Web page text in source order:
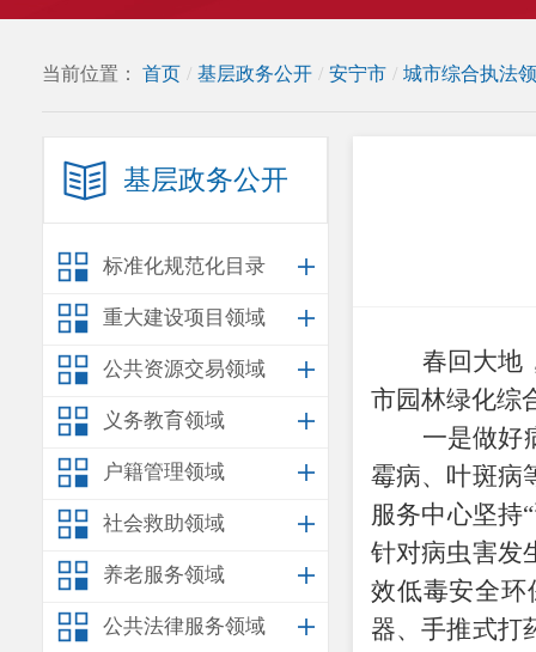
当前位置： 首页 / 基层政务公开 / 安宁市 / 城市综合执法
基层政务公开
标准化规范化目录
重大建设项目领域
公共资源交易领域
义务教育领域
户籍管理领域
社会救助领域
养老服务领域
公共法律服务领域
春回大地
市园林绿化综
一是做好
霉病、叶斑病
服务中心坚持
针对病虫害发
效低毒安全环
器、手推式打